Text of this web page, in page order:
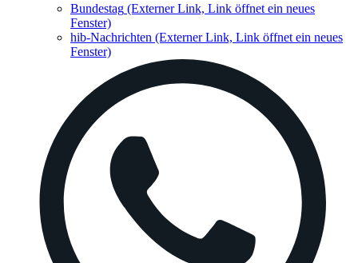
Bundestag (Externer Link, Link öffnet ein neues
Fenster)
hib-Nachrichten (Externer Link, Link öffnet ein neues
Fenster)